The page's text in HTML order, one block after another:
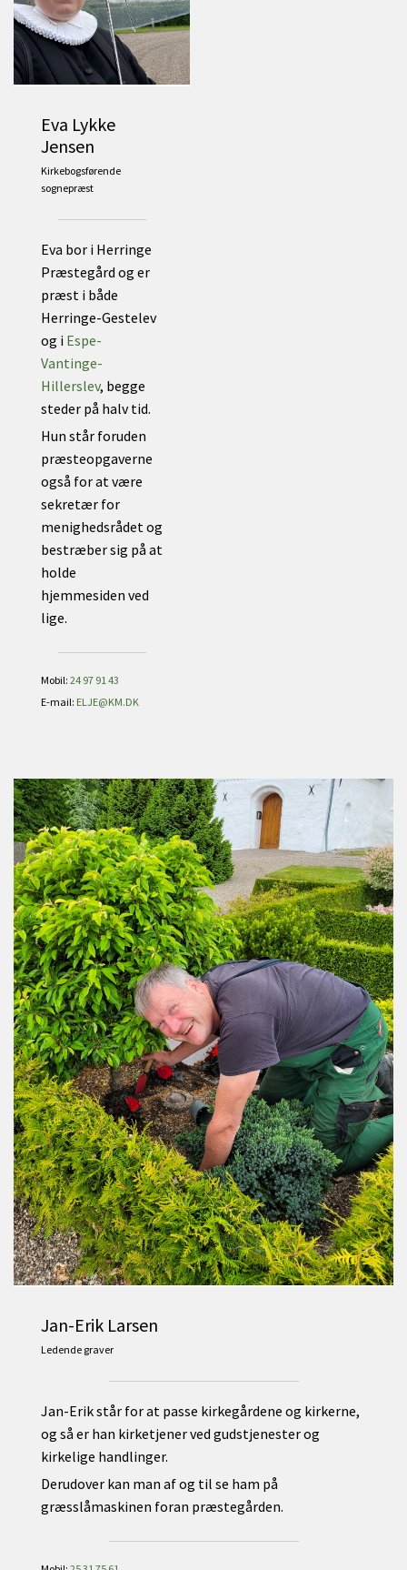
Eva Lykke
Jensen
Kirkebogsførende
sognepræst
Eva bor i Herringe
Præstegård og er
præst i både
Herringe-Gestelev
og i Espe-
Vantinge-
Hillerslev, begge
steder på halv tid.
Hun står foruden
præsteopgaverne
også for at være
sekretær for
menighedsrådet og
bestræber sig på at
holde
hjemmesiden ved
lige.
Mobil: 24 97 91 43
E-mail: ELJE@KM.DK
Jan-Erik Larsen
Ledende graver
Jan-Erik står for at passe kirkegårdene og kirkerne,
og så er han kirketjener ved gudstjenester og
kirkelige handlinger.
Derudover kan man af og til se ham på
græsslåmaskinen foran præstegården.